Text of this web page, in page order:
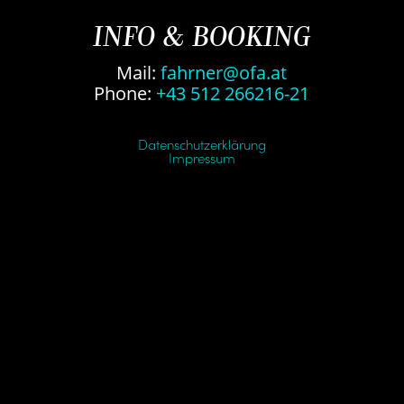
INFO & BOOKING
Mail:fahrner@ofa.at
Phone: +43 512 266216-21
Datenschutzerklärung
Impressum